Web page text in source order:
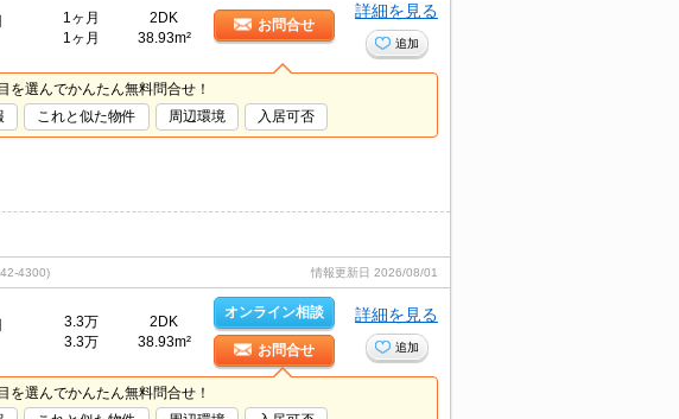
1ヶ月
1ヶ月
2DK
38.93m²
お問合せ
詳細を見る
追加
を選んでかんたん無料問合せ！
これと似た物件 周辺環境 入居可否
4300) 情報更新日 2026/08/01
3.3万
3.3万
2DK
38.93m²
オンライン相談
お問合せ
詳細を見る
追加
を選んでかんたん無料問合せ！